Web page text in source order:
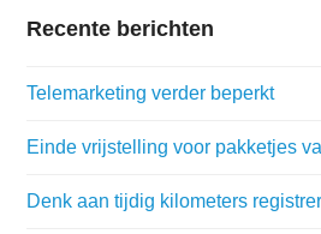
Recente berichten
Telemarketing verder beperkt
Einde vrijstelling voor pakketjes
Denk aan tijdig kilometers